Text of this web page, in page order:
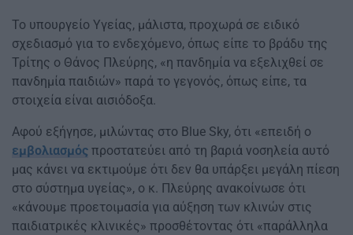
Το υπουργείο Υγείας, μάλιστα, προχωρά σε ειδικό
σχεδιασμό για το ενδεχόμενο, όπως είπε το βράδυ της
Τρίτης ο Θάνος Πλεύρης, «η πανδημία να εξελιχθεί σε
πανδημία παιδιών» παρά το γεγονός, όπως είπε, τα
στοιχεία είναι αισιόδοξα.
Αφού εξήγησε, μιλώντας στο Blue Sky, ότι «επειδή ο
εμβολιασμός προστατεύει από τη βαριά νοσηλεία αυτό
μας κάνει να εκτιμούμε ότι δεν θα υπάρξει μεγάλη πίεση
στο σύστημα υγείας», ο κ. Πλεύρης ανακοίνωσε ότι
«κάνουμε προετοιμασία για αύξηση των κλινών στις
παιδιατρικές κλινικές» προσθέτοντας ότι «παράλληλα